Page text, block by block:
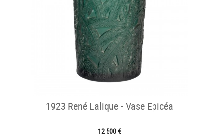
1923 René Lalique - Vase Epicéa
12 500 €